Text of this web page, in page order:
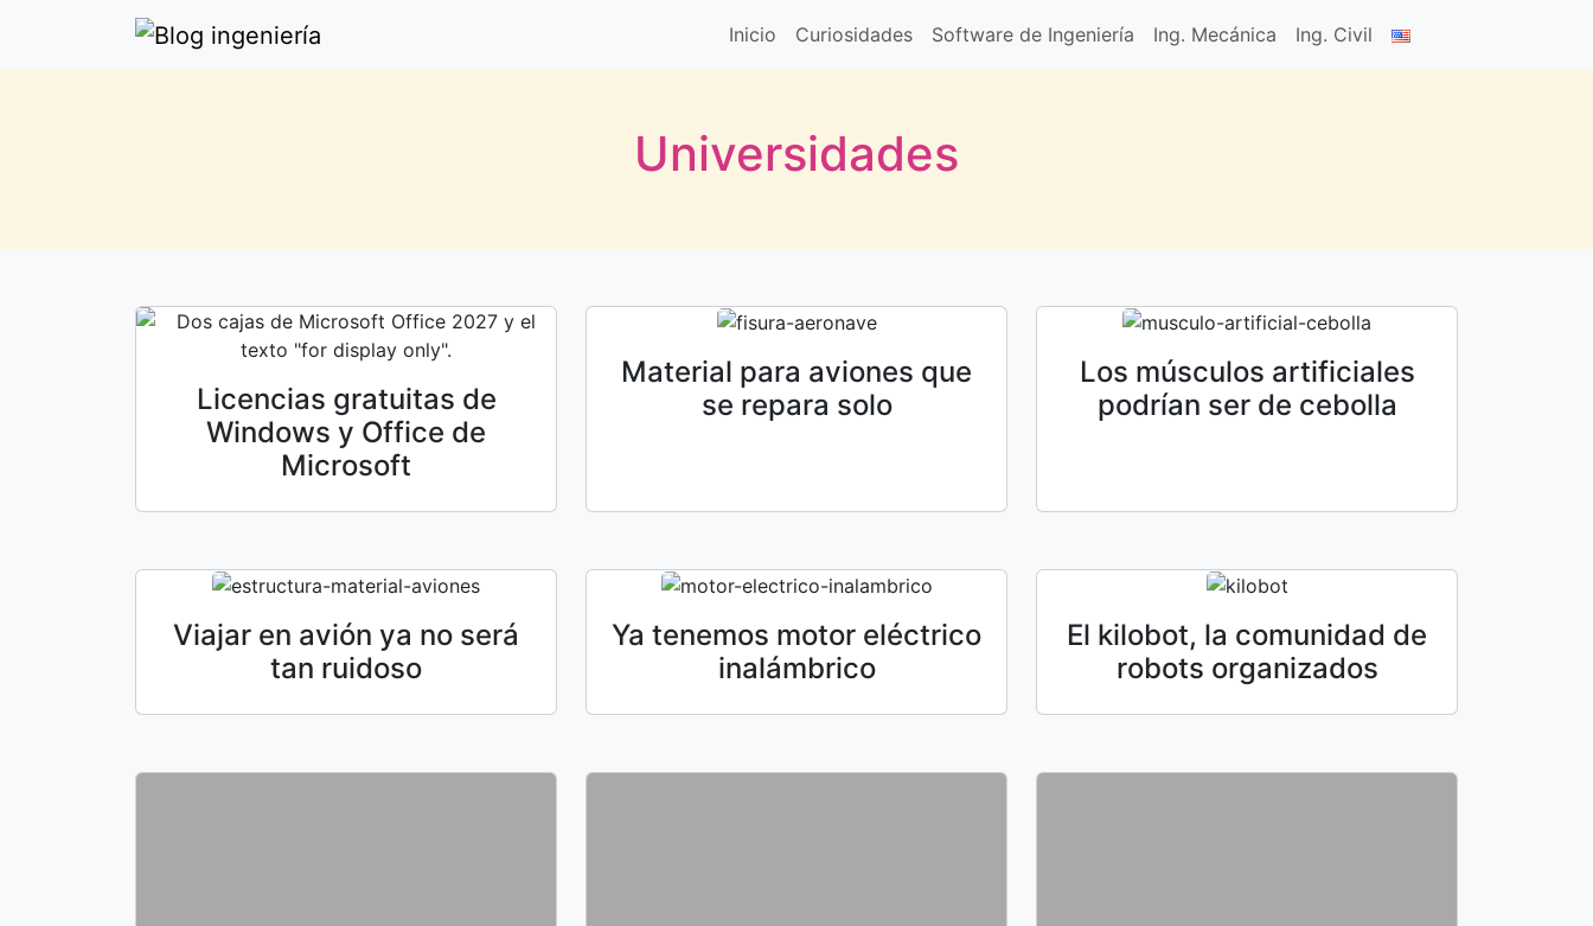
Inicio Curiosidades Software de Ingeniería Ing. Mecánica Ing. Civil
Universidades
Licencias gratuitas de
Windows y Office de
Microsoft
Material para aviones que
se repara solo
Los músculos artificiales
podrían ser de cebolla
Viajar en avión ya no será
tan ruidoso
Ya tenemos motor eléctrico
inalámbrico
El kilobot, la comunidad de
robots organizados